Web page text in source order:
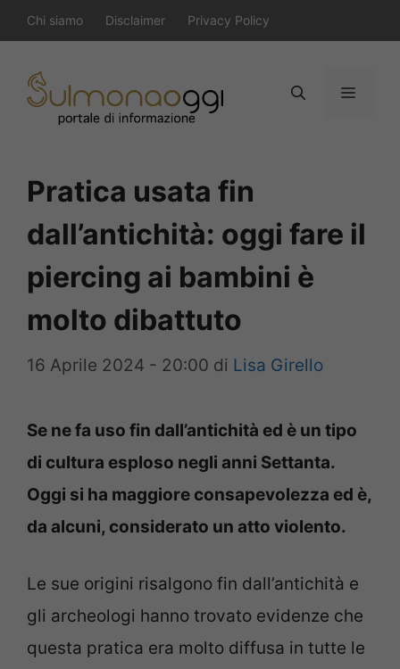
al
contenuto
Chi siamo Disclaimer Privacy Policy
Menu
Pratica usata fin
dall’antichità: oggi fare il
piercing ai bambini è
molto dibattuto
16 Aprile 2024 - 20:00 di Lisa Girello
Se ne fa uso fin dall’antichità ed è un tipo
di cultura esploso negli anni Settanta.
Oggi si ha maggiore consapevolezza ed è,
da alcuni, considerato un atto violento.
Le sue origini risalgono fin dall’antichità e
gli archeologi hanno trovato evidenze che
questa pratica era molto diffusa in tutte le